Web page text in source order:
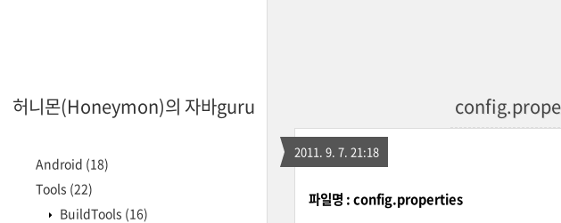
허니몬(Honeymon)의 자바guru
Android (18)
Tools (22)
BuildTools (16)
2011. 9. 7. 21:18
파일명 : config.properties